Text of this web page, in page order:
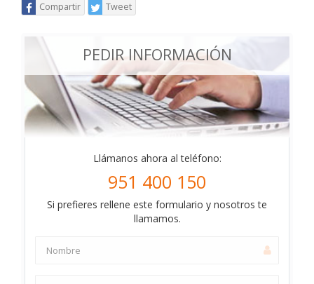
Compartir Tweet
PEDIR INFORMACIÓN
Llámanos ahora al teléfono:
951 400 150
Si prefieres rellene este formulario y nosotros te
llamamos.